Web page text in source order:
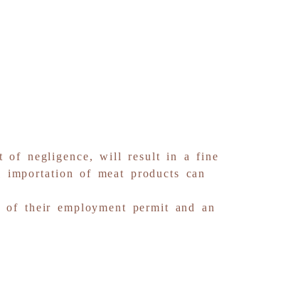
of negligence, will result in a fine
of meat products can
their employment permit and an